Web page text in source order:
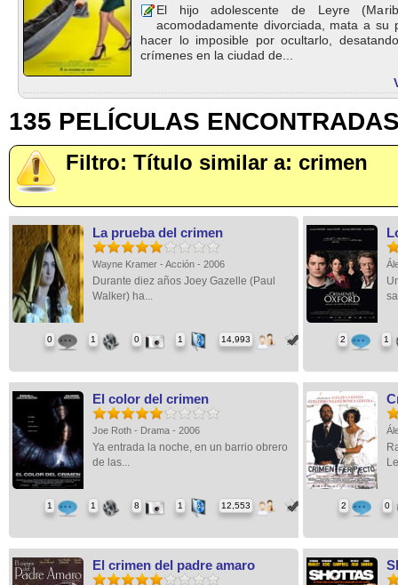
El hijo adolescente de Leyre
acomodadamente divorciada, mata a
hacer lo imposible por ocultarlo,
crímenes en la ciudad de...
135 PELÍCULAS
Filtro: Título similar a: crimen
La prueba del crimen
Wayne Kramer - Acción - 2006
Durante diez años Joey Gazelle (Paul
Walker) ha...
0 1 0 1 14,993 2 1
El color del crimen
Joe Roth - Drama - 2006
Ya entrada la noche, en un barrio obrero
de las...
1 1 8 1 12,553 2 0
El crimen del padre amaro